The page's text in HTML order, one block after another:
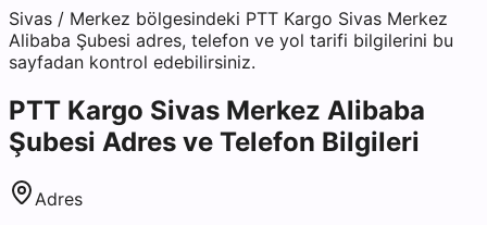
Sivas / Merkez bölgesindeki PTT Kargo Sivas Merkez
Alibaba Şubesi adres, telefon ve yol tarifi bilgilerini bu
sayfadan kontrol edebilirsiniz.
PTT Kargo Sivas Merkez Alibaba
Şubesi Adres ve Telefon Bilgileri
Adres